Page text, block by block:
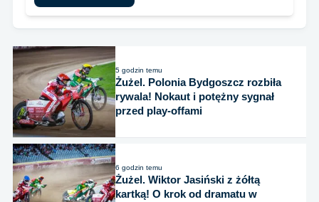
5 godzin temu
Żużel. Polonia Bydgoszcz rozbiła
rywala! Nokaut i potężny sygnał
przed play-offami
6 godzin temu
Żużel. Wiktor Jasiński z żółtą
kartką! O krok od dramatu w